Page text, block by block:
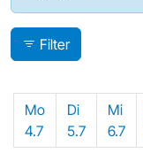
Filter
Mo
4.7
Di
5.7
Mi
6.7